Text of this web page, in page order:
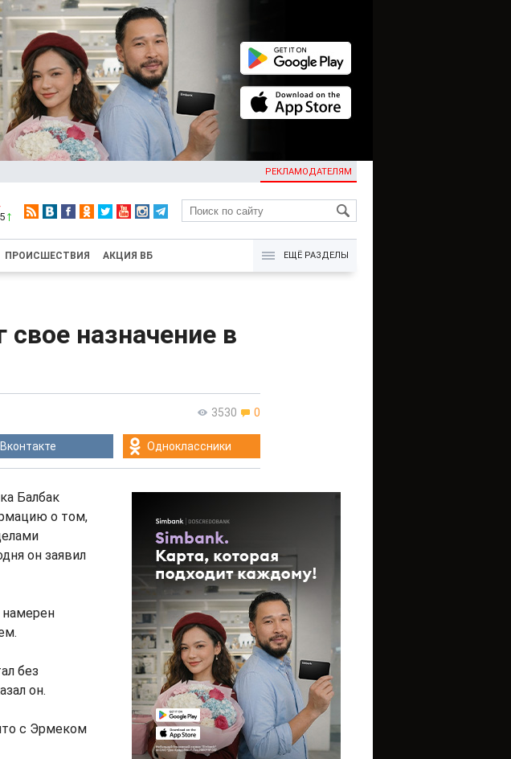
РЕКЛАМОДАТЕЛЯМ
KG
ПРОИСШЕСТВИЯ АКЦИЯ ВБ ЕЩЁ РАЗДЕЛЫ
свое назначение в
3530 0
Вконтакте Одноклассники
Балбак
о том,
он заявил
намерен
без
он.
с Эрмеком